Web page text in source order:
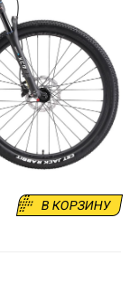
В КОРЗИНУ